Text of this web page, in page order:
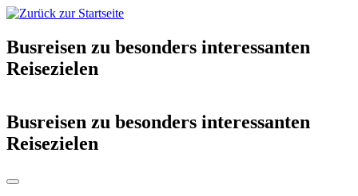
Busreisen zu besonders interessanten
Reisezielen
Busreisen zu besonders interessanten
Reisezielen